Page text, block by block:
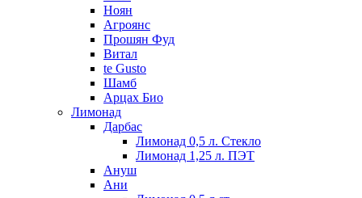
Ноян
Агроянс
Прошян Фуд
Витал
te Gusto
Шамб
Арцах Био
Лимонад
Дарбас
Лимонад 0,5 л. Стекло
Лимонад 1,25 л. ПЭТ
Ануш
Ани